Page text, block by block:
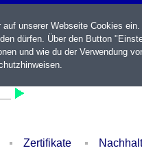
Zertifikate
unserer Webseite Cookies
dürfen. Über den Button
und wie du der Verwendung
.